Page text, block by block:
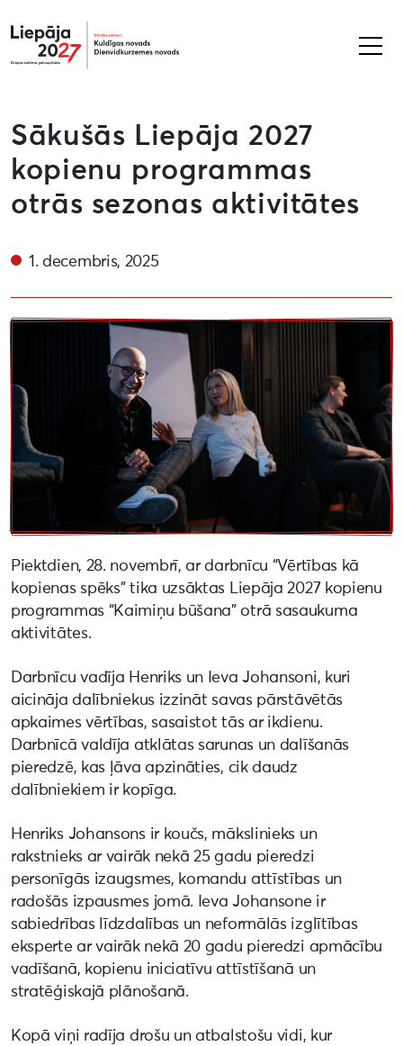
Liepāja2027
Sākušās Liepāja 2027
kopienu programmas
otrās sezonas aktivitātes
1. decembris, 2025
Piektdien, 28. novembrī, ar darbnīcu “Vērtības kā
kopienas spēks” tika uzsāktas Liepāja 2027 kopienu
programmas “Kaimiņu būšana” otrā sasaukuma
aktivitātes.
Darbnīcu vadīja Henriks un Ieva Johansoni, kuri
aicināja dalībniekus izzināt savas pārstāvētās
apkaimes vērtības, sasaistot tās ar ikdienu.
Darbnīcā valdīja atklātas sarunas un dalīšanās
pieredzē, kas ļāva apzināties, cik daudz
dalībniekiem ir kopīga.
Henriks Johansons ir koučs, mākslinieks un
rakstnieks ar vairāk nekā 25 gadu pieredzi
personīgās izaugsmes, komandu attīstības un
radošās izpausmes jomā. Ieva Johansone ir
sabiedrības līdzdalības un neformālās izglītības
eksperte ar vairāk nekā 20 gadu pieredzi apmācību
vadīšanā, kopienu iniciatīvu attīstīšanā un
stratēģiskajā plānošanā.
Kopā viņi radīja drošu un atbalstošu vidi, kur